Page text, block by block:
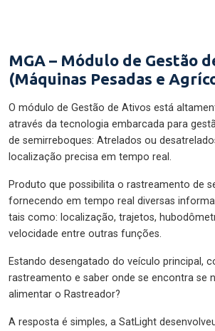
MGA – Módulo de Gestão
(Máquinas Pesadas e
O módulo de Gestão de Ativos está
através da tecnologia embarcada para
de semirreboques: Atrelados ou
localização precisa em tempo real.
Produto que possibilita o rastreamento de
fornecendo em tempo real diversas
tais como: localização, trajetos,
velocidade entre outras funções.
Estando desengatado do veículo principal,
rastreamento e saber onde se encontra se
alimentar o Rastreador?
A resposta é simples, a SatLight